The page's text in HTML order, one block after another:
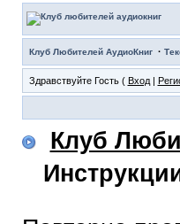
Клуб Любителей АудиоКниг·
Здравствуйте Гость ( Вход|
Клуб